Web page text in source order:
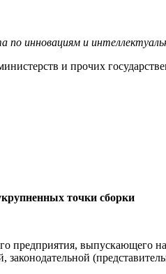
по инновациям и
и прочих
точки сборки
выпускающего